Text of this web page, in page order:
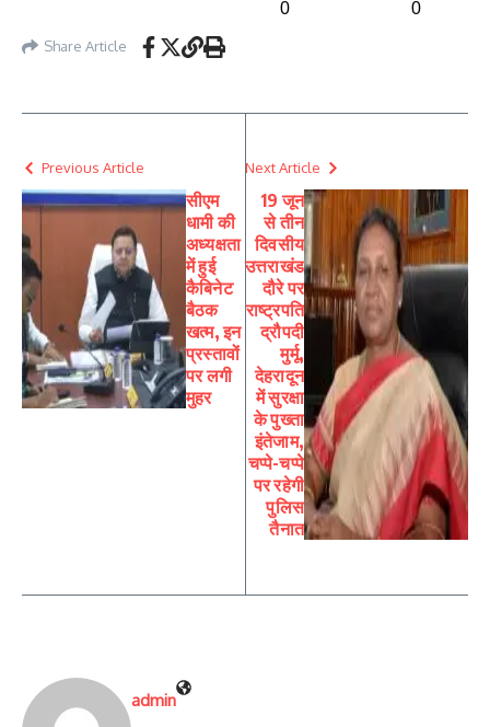
0 0
Share Article
Previous Article
सीएम
धामी की
अध्यक्षता
में हुई
कैबिनेट
बैठक
खत्म, इन
प्रस्तावों
पर लगी
मुहर
Next Article
19 जून
से तीन
दिवसीय
उत्तराखंड
दौरे पर
राष्ट्रपति
द्रौपदी
मुर्मू,
देहरादून
में सुरक्षा
के पुख्ता
इंतेजाम,
चप्पे-चप्पे
पर रहेगी
पुलिस
तैनात
admin